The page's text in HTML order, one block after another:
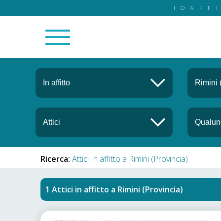
Ricerca: Attici In affitto a Rimini (Provincia)
Attici in affitto a Rimini (Provincia)